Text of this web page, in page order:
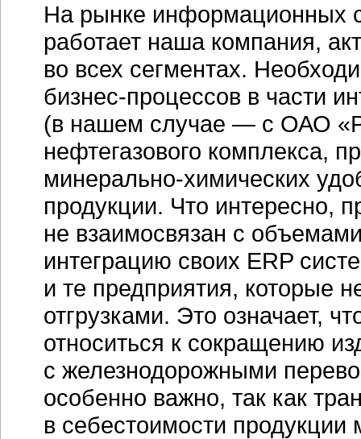
На рынке информационных
работает наша компания,
во всех сегментах.
бизнес-процессов в части
(в нашем случае — с ОАО
нефтегазового комплекса,
минерально-химических
продукции. Что интересно,
не взаимосвязан с
интеграцию своих ERP
и те предприятия, которые
отгрузками. Это означает,
относиться к сокращению
с железнодорожными
особенно важно, так как
в себестоимости продукции